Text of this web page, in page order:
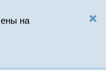
на